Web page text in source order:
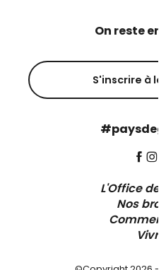
On reste en
S'inscrire à la
L'Office de
Nos
Vivre